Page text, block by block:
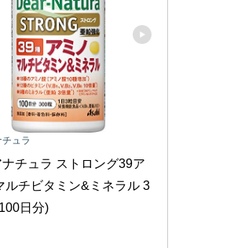
ュラ
チュラ ストロング39ア
ルチビタミン&ミネラル 3
日分)